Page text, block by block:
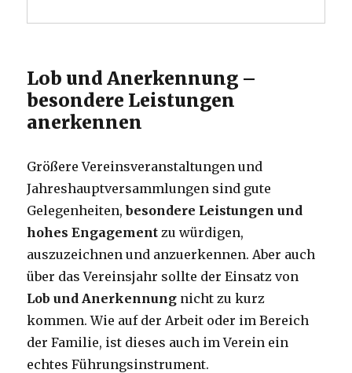
Lob und Anerkennung –
besondere Leistungen
anerkennen
Größere Vereinsveranstaltungen und
Jahreshauptversammlungen sind gute
Gelegenheiten,besondere Leistungen und
hohes Engagement zu würdigen,
auszuzeichnen und anzuerkennen. Aber auch
über das Vereinsjahr sollte der Einsatz von
Lob und Anerkennung nicht zu kurz
kommen. Wie auf der Arbeit oder im Bereich
der Familie, ist dieses auch im Verein ein
echtes Führungsinstrument.